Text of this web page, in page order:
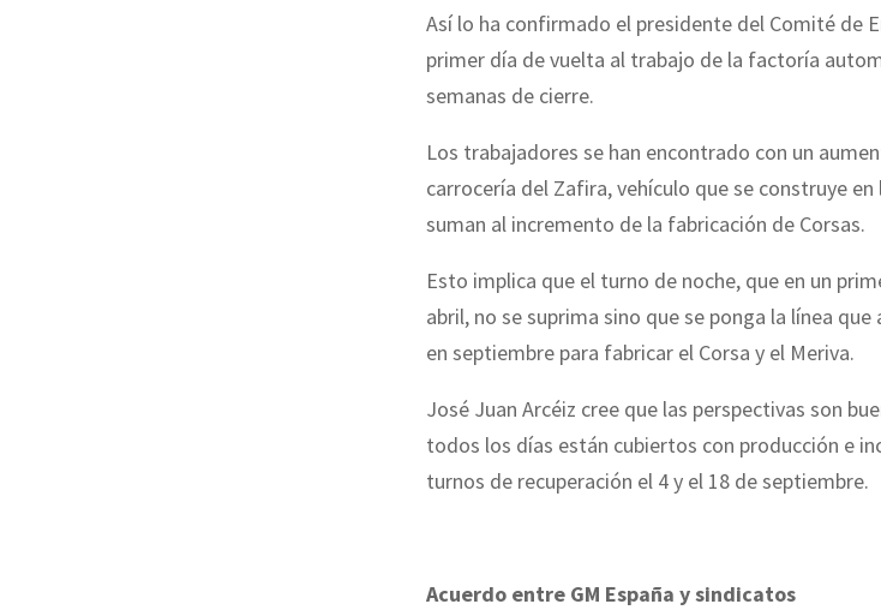
Así lo ha confirmado el presidente del Comité de
primer día de vuelta al trabajo de la factoría
semanas de cierre.
Los trabajadores se han encontrado con un
carrocería del Zafira, vehículo que se construye
suman al incremento de la fabricación de Corsas.
Esto implica que el turno de noche, que en un
abril, no se suprima sino que se ponga la línea
en septiembre para fabricar el Corsa y el Meriva.
José Juan Arcéiz cree que las perspectivas son
todos los días están cubiertos con producción e
turnos de recuperación el 4 y el 18 de septiembre.
Acuerdo entre GM España y sindicatos